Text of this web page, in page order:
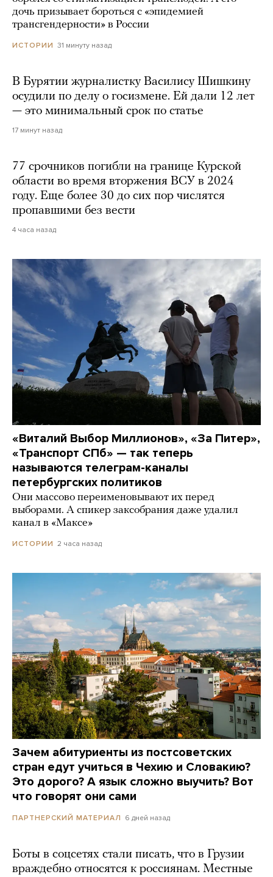
дочь призывает бороться с «эпидемией
трансгендерности» в России
ИСТОРИИ 31 минуту назад
В Бурятии журналистку Василису Шишкину
осудили по делу о госизмене. Ей дали 12 лет
— это минимальный срок по статье
17 минут назад
77 срочников погибли на границе Курской
области во время вторжения ВСУ в 2024
году. Еще более 30 до сих пор числятся
пропавшими без вести
4 часа назад
«Виталий Выбор Миллионов», «За Питер»,
«Транспорт СПб» — так теперь
называются телеграм-каналы
петербургских политиков
Они массово переименовывают их перед
выборами. А спикер заксобрания даже удалил
канал в «Максе»
ИСТОРИИ 2 часа назад
Зачем абитуриенты из постсоветских
стран едут учиться в Чехию и Словакию?
Это дорого? А язык сложно выучить? Вот
что говорят они сами
ПАРТНЕРСКИЙ МАТЕРИАЛ 6 дней назад
Боты в соцсетях стали писать, что в Грузии
враждебно относятся к россиянам. Местные